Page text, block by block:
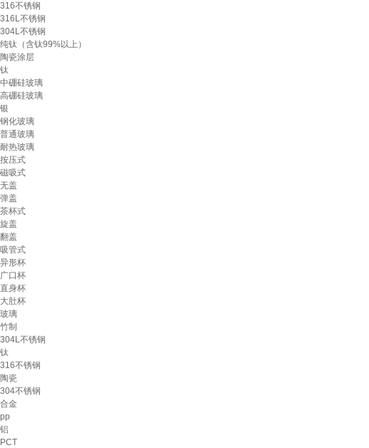
316不锈钢
316L不锈钢
304L不锈钢
纯钛（含钛99%以上）
陶瓷涂层
钛
中硼硅玻璃
高硼硅玻璃
银
钢化玻璃
普通玻璃
耐热玻璃
按压式
磁吸式
无盖
弹盖
茶杯式
旋盖
翻盖
吸管式
异形杯
广口杯
直身杯
大肚杯
玻璃
竹制
304L不锈钢
钛
316不锈钢
陶瓷
304不锈钢
合金
pp
铝
PCT